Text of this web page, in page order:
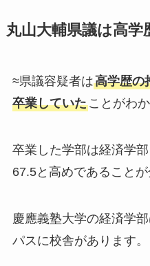
丸山大輔県議は高学
≈県議容疑者は高学歴の
卒業していたことがわ
卒業した学部は経済学
67.5と高めであることが
慶應義塾大学の経済学
パスに校舎があります。